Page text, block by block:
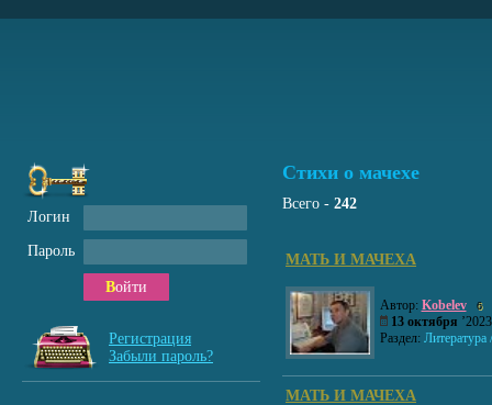
Стихи о мачехе
Всего - 242
МАТЬ И МАЧЕХА
Автор: Kobelev 6
13 октября
Раздел: Литература
МАТЬ И МАЧЕХА
Логин
Пароль
Войти
Регистрация
Забыли пароль?